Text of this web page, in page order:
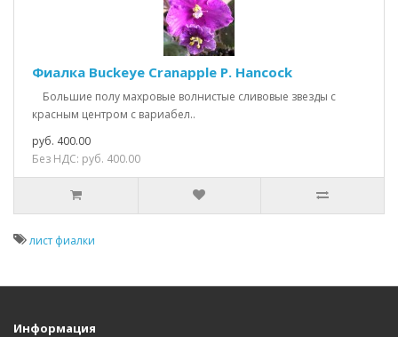
Фиалка Buckeye Cranapple P. Hancock
Большие полу махровые волнистые сливовые звезды с
красным центром с вариабел..
руб. 400.00
Без НДС: руб. 400.00
лист фиалки
Информация